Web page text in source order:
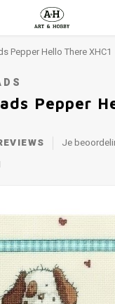
Pepper Hello There XHC1
Pepper
Je